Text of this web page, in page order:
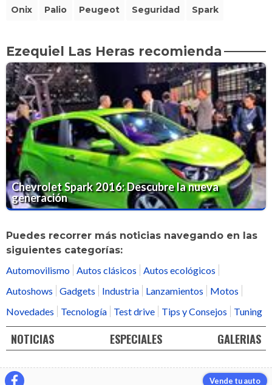
Onix Palio Peugeot Seguridad Spark
Ezequiel Las Heras recomienda
Chevrolet Spark 2016: Descubre la nueva
generación
Puedes recorrer más noticias navegando en las
siguientes categorías:
Automovilismo Autos clásicos
Autos ecológicos
Autoshows
Gadgets Industria Lanzamientos
Motos
Novedades
Tecnología Test drive Tips y Consejos Tuning
NOTICIAS ESPECIALES GALERIAS
Vende tu auto